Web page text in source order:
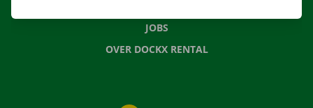
JOBS
OVER DOCKX RENTAL